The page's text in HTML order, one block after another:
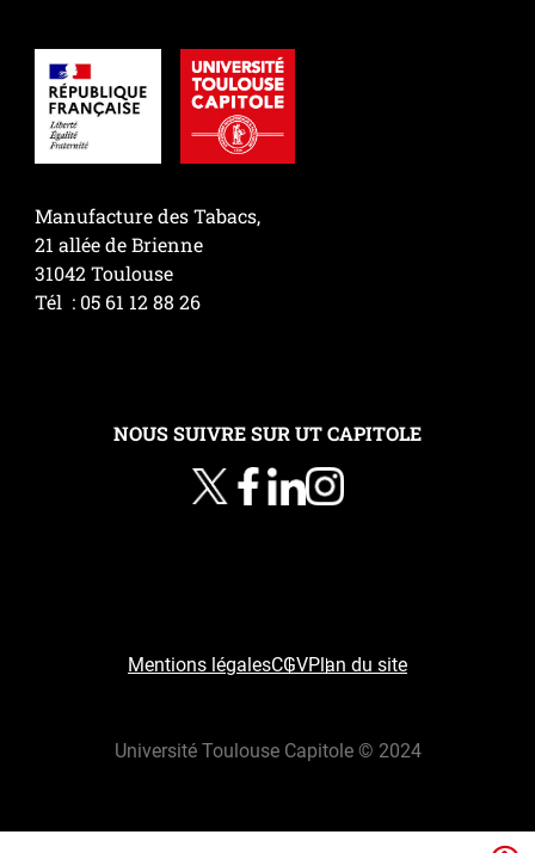
Manufacture des Tabacs,
21 allée de Brienne
31042 Toulouse
Tél : 05 61 12 88 26
NOUS SUIVRE SUR UT CAPITOLE
Université Toulouse Capitole © 2024
Mentions légalesCGVPlan du site